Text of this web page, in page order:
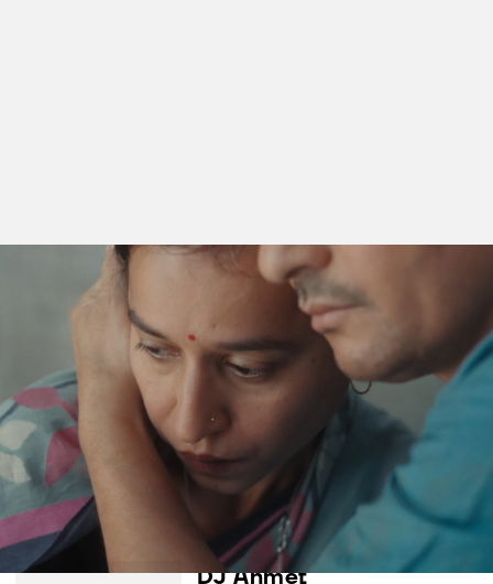
Descobertasapresenta alguns filmes de produção
recente, e pretende ilustrar a variedade de olhares e
de percursos de realizadores pouco conhecidos do
público português.
Filmes nesta secção
DJ Ahmet